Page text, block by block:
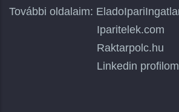
További oldalaim:
Iparitelek.com
Raktarpolc.hu
Linkedin profilom